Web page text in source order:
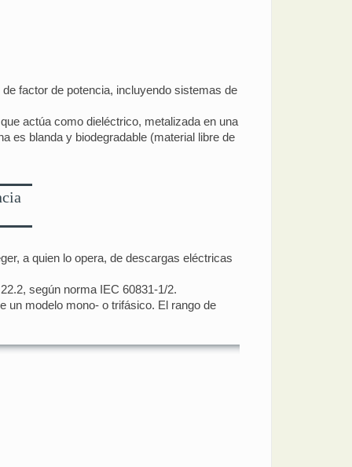
factor de potencia, incluyendo sistemas de
actúa como dieléctrico, metalizada en una
es blanda y biodegradable (material libre de
a quien lo opera, de descargas eléctricas
según norma IEC 60831-1/2.
un modelo mono- o trifásico. El rango de